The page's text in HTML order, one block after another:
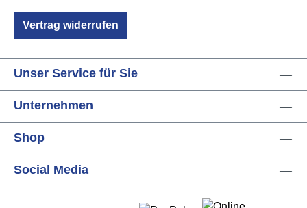
Vertrag widerrufen
Unser Service für Sie
Unternehmen
Shop
Social Media